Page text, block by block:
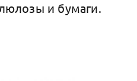
и бумаги.